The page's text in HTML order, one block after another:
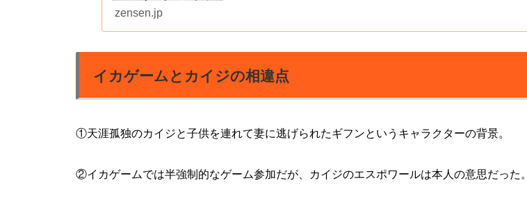
zensen.jp
イカゲームとカイジの相違点
①天涯孤独のカイジと子供を連れて妻に逃げられたギフンというキャラクターの背景。
②イカゲームでは半強制的なゲーム参加だが、カイジのエスポワールは本人の意思だった。